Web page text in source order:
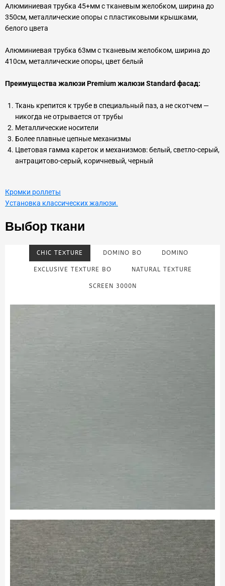
Алюминиевая трубка 45+мм с тканевым желобком, ширина до
350см, металлические опоры с пластиковыми крышками,
белого цвета
Алюминиевая трубка 63мм с тканевым желобком, ширина до
410см, металлические опоры, цвет белый
Преимущества жалюзи Premium жалюзи Standard фасад:
Ткань крепится к трубе в специальный паз, а не скотчем —
никогда не отрывается от трубы
Металлические носители
Более плавные цепные механизмы
Цветовая гамма кареток и механизмов: белый, светло-серый,
антрацитово-серый, коричневый, черный
Кромки роллеты
Установка классических жалюзи.
Выбор ткани
CHIC TEXTURE DOMINO BO DOMINO
EXCLUSIVE TEXTURE BO NATURAL TEXTURE
SCREEN 3000N